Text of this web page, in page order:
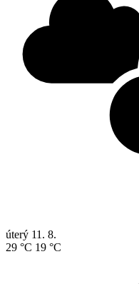
úterý 11. 8.
29 °C 19 °C